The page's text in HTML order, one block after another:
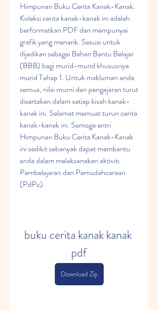
Himpunan Buku Cerita Kanak-Kanak.
Koleksi cerita kanak-kanak ini adalah
berformatkan PDF dan mempunyai
grafik yang menarik. Sesuai untuk
dijadikan sebagai Bahan Bantu Belajar
(BBB) bagi murid-murid khususnya
murid Tahap 1. Untuk makluman anda
semua, nilai murni dan pengajaran turut
disertakan dalam setiap kisah kanak-
kanak ini. Selamat memuat turun cerita
kanak-kanak ini. Semoga entri
Himpunan Buku Cerita Kanak-Kanak
ini sedikit sebanyak dapat membantu
anda dalam melaksanakan aktiviti
Pembelajaran dan Pemudahcaraan
(PdPc).
buku cerita kanak kanak
pdf
Download Zip